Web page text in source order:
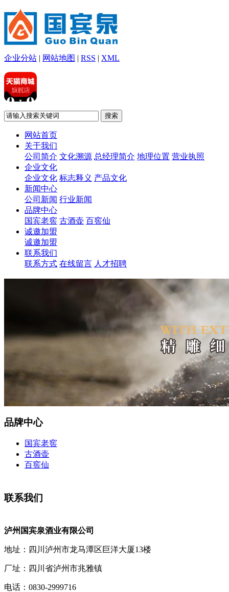
企业分站 | 网站地图 | RSS | XML
网站首页
关于我们
公司简介 文化溯源 总经理简介 地理位置 营业执照
企业文化
企业文化 标志释义 产品文化
新闻中心
公司新闻 行业新闻
品牌中心
国宾老窖 古酒壶 百窖仙
诚邀加盟
诚邀加盟
联系我们
联系方式 在线留言 人才招聘
品牌中心
国宾老窖
古酒壶
百窖仙
联系我们
泸州国宾泉酒业有限公司
地址：四川泸州市龙马潭区巨洋大厦13楼
厂址：四川省泸州市兆雅镇
电话：0830-2999716